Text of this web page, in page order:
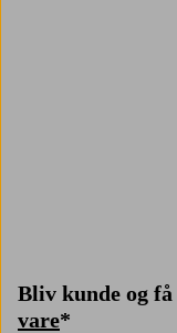
Bliv kunde og få
vare*